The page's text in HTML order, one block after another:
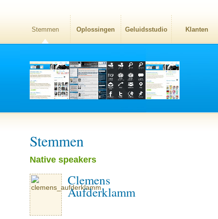
Stemmen Oplossingen Geluidsstudio Klanten
Stemmen
Native speakers
Clemens
Aufderklamm